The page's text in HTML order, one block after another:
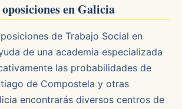
en Galicia
de Trabajo Social en
de una academia especializada
las probabilidades de
de Compostela y otras
encontrarás diversos centros de